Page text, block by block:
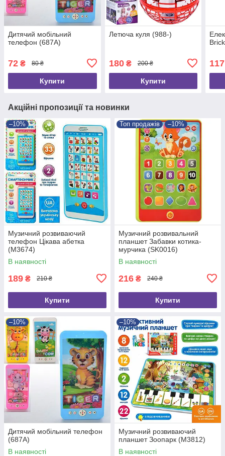
Дитячий мобільний
телефон (687A)
72 ₴ 80 ₴
Купити
Летюча куля (988-)
180₴ 200 ₴
Купити
117
Акційні пропозиції та новинки
–10%
Музичний розвиваючий
телефон Цікава абетка
(M3674)
В наявності
189 ₴ 210 ₴
Купити
Топ продажів –10%
Музичний розвивальний
планшет Забавки котика-
мурчика (SK0016)
В наявності
216 ₴ 240 ₴
Купити
–10%
Дитячий мобільний телефон
(687A)
В наявності
–10%
Музичний розвиваючий
планшет Зоопарк (M3812)
В наявності